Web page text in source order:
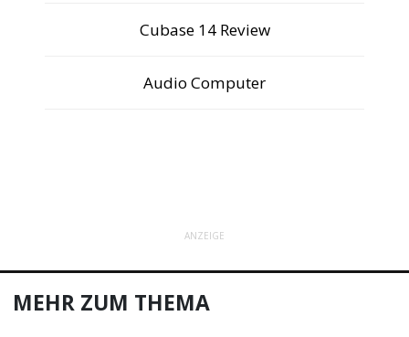
Cubase 14 Review
Audio Computer
ANZEIGE
MEHR ZUM THEMA